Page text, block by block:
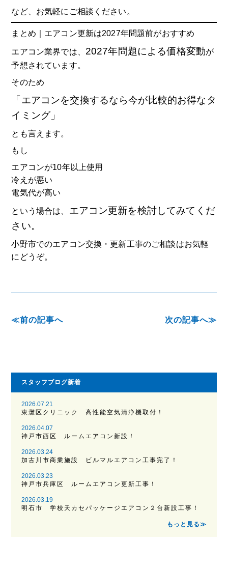
など、お気軽にご相談ください。
まとめ｜エアコン更新は2027年問題前がおすすめ
エアコン業界では、 2027年問題による価格変動が
予想されています。
そのため
「エアコンを交換するなら今が比較的お得なタ
イミング」
とも言えます。
もし
エアコンが10年以上使用
冷えが悪い
電気代が高い
という場合は、 エアコン更新を検討してみてくだ
さい。
小野市でのエアコン交換・更新工事のご相談はお気軽
にどうぞ。
前の記事へ 次の記事へ
スタッフブログ新着
2026.07.21
東灘区クリニック 高性能空気清浄機取付！
2026.04.07
神戸市西区 ルームエアコン新設！
2026.03.24
加古川市商業施設 ビルマルエアコン工事完了！
2026.03.23
神戸市兵庫区 ルームエアコン更新工事！
2026.03.19
明石市 学校天カセパッケージエアコン２台新設工事！
もっと見る≫